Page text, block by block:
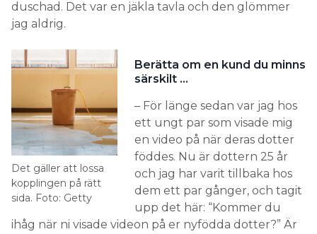
duschad. Det var en jäkla tavla och den glömmer
jag aldrig.
Det gäller att lossa
kopplingen på rätt
sida. Foto: Getty
Berätta om en kund du minns
särskilt …
– För länge sedan var jag hos
ett ungt par som visade mig
en video på när deras dotter
föddes. Nu är dottern 25 år
och jag har varit tillbaka hos
dem ett par gånger, och tagit
upp det här: “Kommer du
ihåg när ni visade videon på er nyfödda dotter?” Är